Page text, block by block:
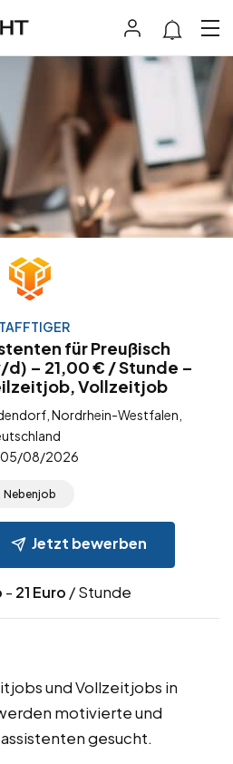
für Preußisch
– 21,00 € / Stunde –
Vollzeitjob
Nordrhein-Westfalen,
05/08/2026
Nebenjob
Jetzt bewerben
- 21 Euro / Stunde
und Vollzeitjobs in
motivierte und
gesucht.